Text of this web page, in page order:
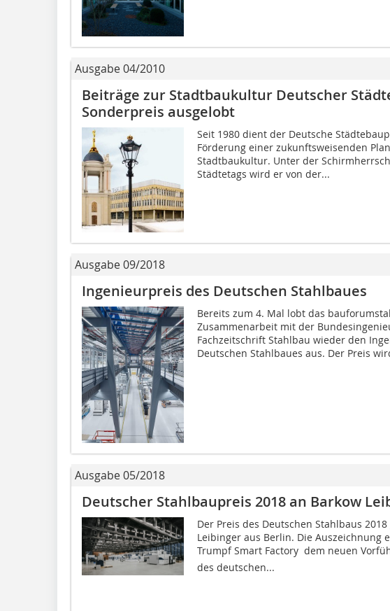
Ausgabe 04/2010
Beiträge zur Stadtbaukultur Deutscher
Sonderpreis ausgelobt
Seit 1980 dient der Deutsche
Förderung einer zukunftsweisenden
Stadtbaukultur. Unter der
Städtetags wird er von der...
Ausgabe 09/2018
Ingenieurpreis des Deutschen Stahlbaues
Bereits zum 4. Mal lobt das
Zusammenarbeit mit der
Fachzeitschrift Stahlbau wieder den
Deutschen Stahlbaues aus. Der Preis
Ausgabe 05/2018
Deutscher Stahlbaupreis 2018 an Barkow
Der Preis des Deutschen Stahlbaus
Leibinger aus Berlin. Die Auszeichnung
Trumpf Smart Factory  dem neuen
des deutschen...